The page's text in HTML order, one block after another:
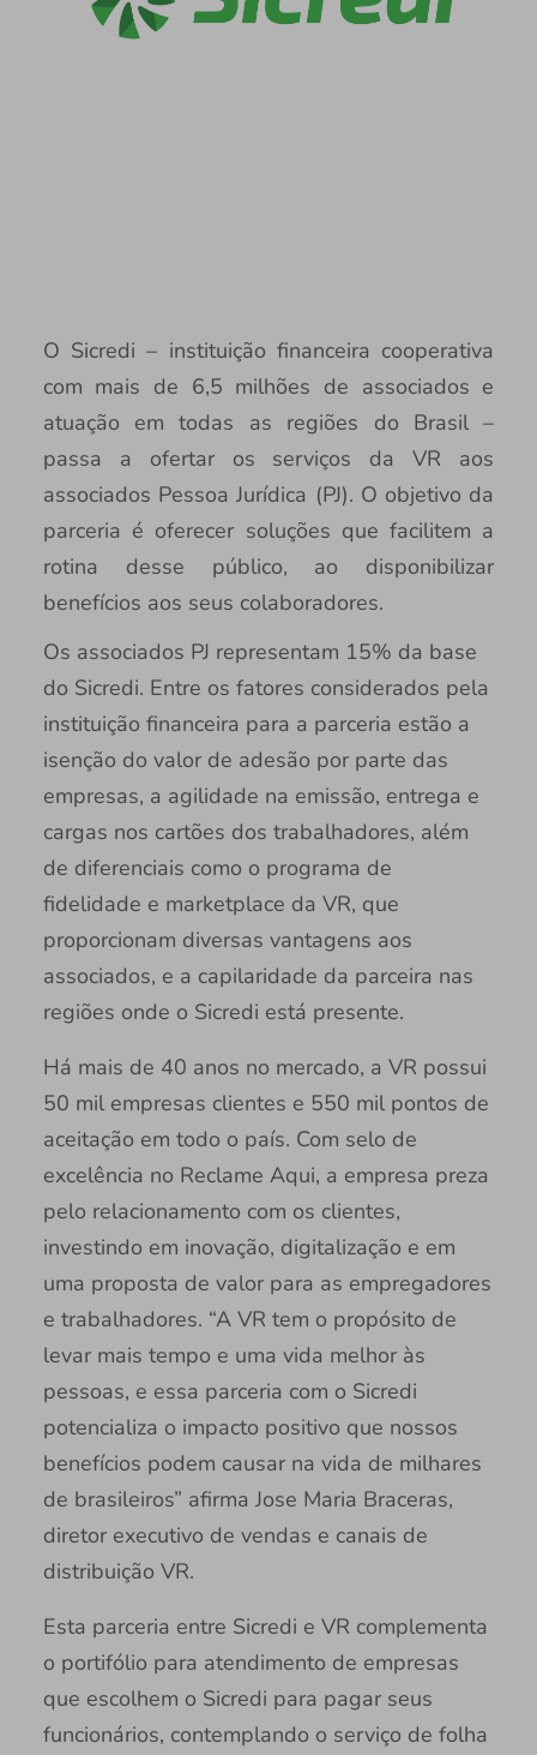
O Sicredi – instituição financeira cooperativa
com mais de 6,5 milhões de associados e
atuação em todas as regiões do Brasil –
passa a ofertar os serviços da VR aos
associados Pessoa Jurídica (PJ). O objetivo da
parceria é oferecer soluções que facilitem a
rotina desse público, ao disponibilizar
benefícios aos seus colaboradores.
Os associados PJ representam 15% da base
do Sicredi. Entre os fatores considerados pela
instituição financeira para a parceria estão a
isenção do valor de adesão por parte das
empresas, a agilidade na emissão, entrega e
cargas nos cartões dos trabalhadores, além
de diferenciais como o programa de
fidelidade e marketplace da VR, que
proporcionam diversas vantagens aos
associados, e a capilaridade da parceira nas
regiões onde o Sicredi está presente.
Há mais de 40 anos no mercado, a VR possui
50 mil empresas clientes e 550 mil pontos de
aceitação em todo o país. Com selo de
excelência no Reclame Aqui, a empresa preza
pelo relacionamento com os clientes,
investindo em inovação, digitalização e em
uma proposta de valor para as empregadores
e trabalhadores. “A VR tem o propósito de
levar mais tempo e uma vida melhor às
pessoas, e essa parceria com o Sicredi
potencializa o impacto positivo que nossos
benefícios podem causar na vida de milhares
de brasileiros” afirma Jose Maria Braceras,
diretor executivo de vendas e canais de
distribuição VR.
Esta parceria entre Sicredi e VR complementa
o portifólio para atendimento de empresas
que escolhem o Sicredi para pagar seus
funcionários, contemplando o serviço de folha